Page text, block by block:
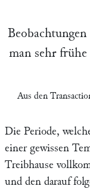
man sehr
Aus den
Die Periode,
einer gewissen
Treibhause
und den darauf